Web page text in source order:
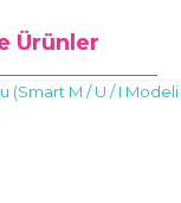
Ürünler